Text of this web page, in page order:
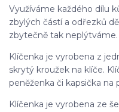
Využíváme každého dílu
zbylých částí a odřezků
zbytečně tak neplýtváme.
Klíčenka je vyrobena z
skrytý kroužek na klíče.
peněženka či kapsička na
Klíčenka je vyrobena ze